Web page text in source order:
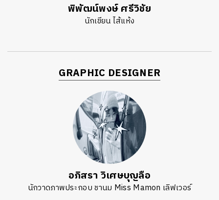
พิพัฒน์พงษ์ ศรีวิชัย
นักเขียน ไส้แห้ง
GRAPHIC DESIGNER
อภิสรา วิเศษบุญลือ
นักวาดภาพประกอบ ชานม Miss Mamon เลิฟเวอร์